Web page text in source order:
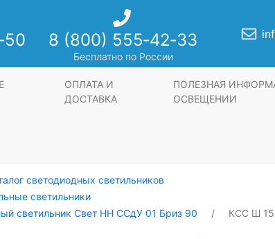
8 (800) 555‑42‑33
Бесплатно по России
ОПЛАТА И
ДОСТАВКА
ПОЛЕЗНАЯ
ОСВЕЩЕНИИ
светодиодных светильников
светильники
светильник Свет НН ССдУ 01 Бриз 90
КСС Ш